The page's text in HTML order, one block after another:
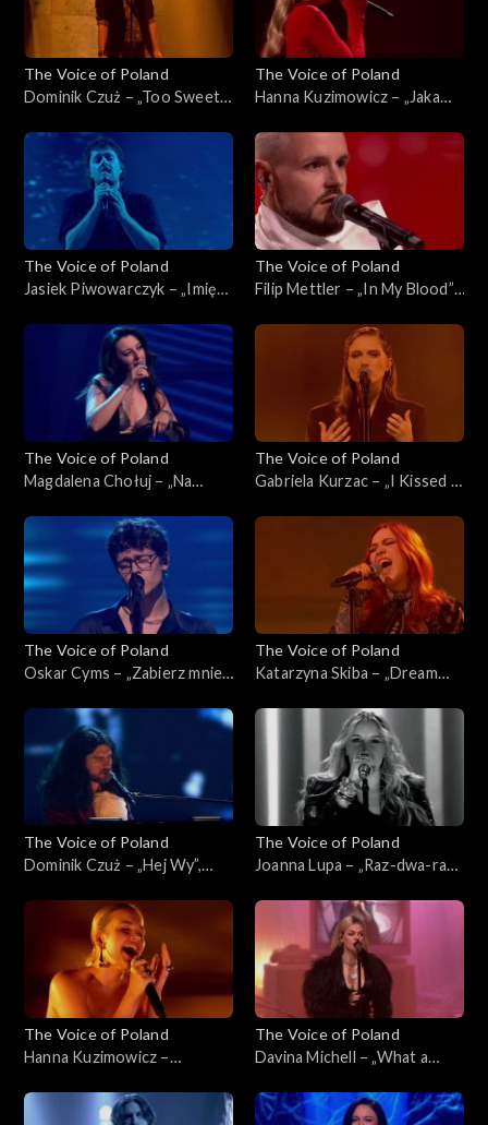
The Voice of Poland
Dominik Czuż – „Too Sweet”,
15 listopada 2025
The Voice of Poland
Hanna Kuzimowicz – „Jaka
of Poland”, Live 2, 15
listopada 2025
The Voice of Poland
Jasiek Piwowarczyk – „Imię
Poland”, Live 1, 8 listopada
The Voice of Poland
Filip Mettler – „In My Blood”,
8 listopada 2025
The Voice of Poland
Magdalena Chołuj – „Na
Poland”, Live 1, 8 listopada
2025
The Voice of Poland
Gabriela Kurzac – „I Kissed a
Live 1, 8 listopada 2025
The Voice of Poland
Oskar Cyms – „Zabierz mnie”,
8 listopada 2025
The Voice of Poland
Katarzyna Skiba – „Dream
Live 1, 8 listopada 2025
The Voice of Poland
Dominik Czuż – „Hej Wy”,
8 listopada 2025
The Voice of Poland
Joanna Lupa – „Raz-dwa-raz-
Live 1, 8 listopada 2025
The Voice of Poland
Hanna Kuzimowicz –
Voice of Poland”, Live 1, 8
The Voice of Poland
Davina Michell – „What a
Poland”, Live 1, 8 listopada